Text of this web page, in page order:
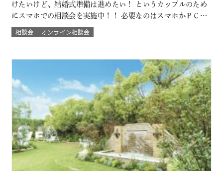
けたいけど、結婚式準備は進めたい！ というカップルのため
にスマホでの相談会を実施中！！ 必要なのはスマホかＰＣ
で！来館不要のため県外にお住まいのカップルにもおすす
め！ 結婚式場に来館したときのような臨場感とウェディング
質問など自宅にいながらにして 結…
相談会 オンライン相談会